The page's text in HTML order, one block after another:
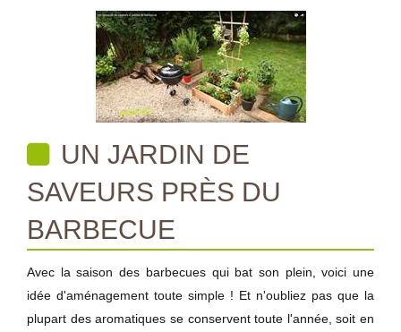
UN JARDIN DE
SAVEURS PRÈS DU
BARBECUE
Avec la saison des barbecues qui bat son plein, voici une
idée d'aménagement toute simple ! Et n'oubliez pas que la
plupart des aromatiques se conservent toute l'année, soit en